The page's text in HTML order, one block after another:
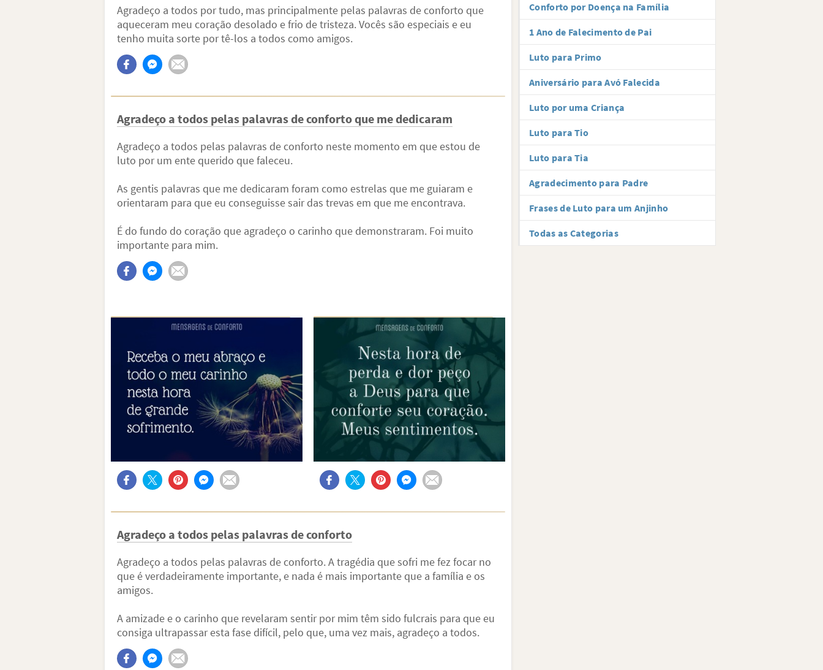
Agradeço a todos por tudo, mas principalmente pelas palavras de conforto que
aqueceram meu coração desolado e frio de tristeza. Vocês são especiais e eu
tenho muita sorte por tê-los a todos como amigos.
Agradeço a todos pelas palavras de conforto que me dedicaram
Agradeço a todos pelas palavras de conforto neste momento em que estou de
luto por um ente querido que faleceu.
As gentis palavras que me dedicaram foram como estrelas que me guiaram e
orientaram para que eu conseguisse sair das trevas em que me encontrava.
É do fundo do coração que agradeço o carinho que demonstraram. Foi muito
importante para mim.
Agradeço a todos pelas palavras de conforto
Agradeço a todos pelas palavras de conforto. A tragédia que sofri me fez focar no
que é verdadeiramente importante, e nada é mais importante que a família e os
amigos.
A amizade e o carinho que revelaram sentir por mim têm sido fulcrais para que eu
consiga ultrapassar esta fase difícil, pelo que, uma vez mais, agradeço a todos.
Conforto por Doença na Família
1 Ano de Falecimento de Pai
Luto para Primo
Aniversário para Avó Falecida
Luto por uma Criança
Luto para Tio
Luto para Tia
Agradecimento para Padre
Frases de Luto para um Anjinho
Todas as Categorias